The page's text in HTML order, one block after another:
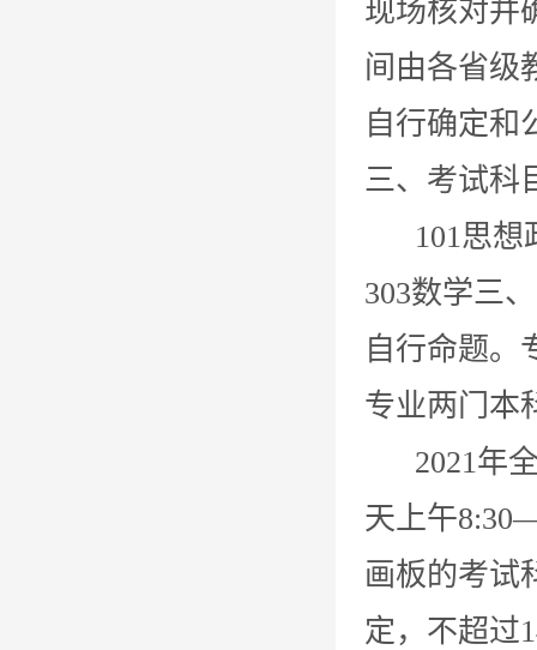
现场核对并
间由各省级
自行确定和
三、考试科
101思想
303数学三
自行命题。
专业两门本
2021年全
天上午
画板的考试
定，不超过